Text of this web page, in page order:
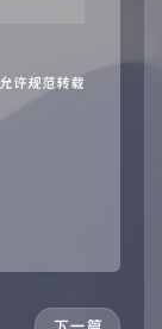
许规范转载